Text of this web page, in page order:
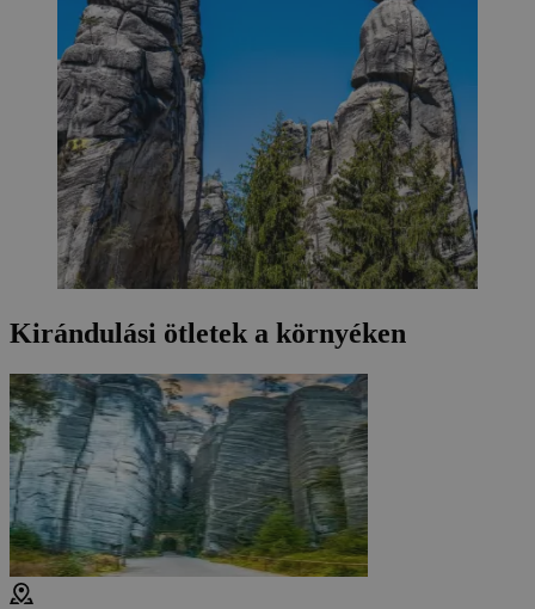
Kirándulási ötletek a környéken